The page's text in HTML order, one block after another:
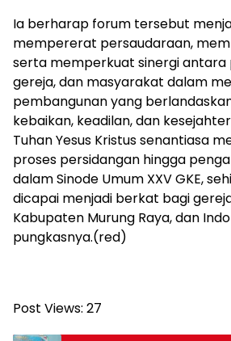
Ia berharap forum tersebut
mempererat persaudaraan,
serta memperkuat sinergi antara
gereja, dan masyarakat dalam
pembangunan yang
kebaikan, keadilan, dan
Tuhan Yesus Kristus senantiasa
proses persidangan hingga
dalam Sinode Umum XXV GKE,
dicapai menjadi berkat bagi
Kabupaten Murung Raya, dan
pungkasnya.(red)
Post Views: 27